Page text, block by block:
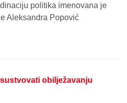
politika imenovana je
Aleksandra Popović
obilježavanju